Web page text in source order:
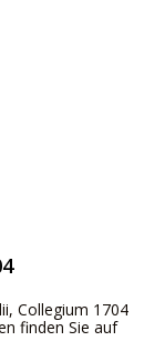
Collegium 1704
finden Sie auf